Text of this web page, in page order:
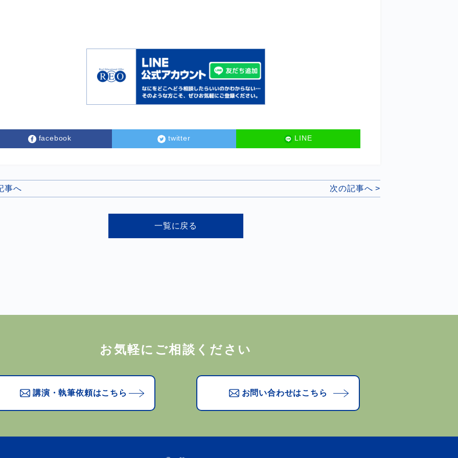
facebook twitter LINE
事へ 次の記事へ >
一覧に戻る
お気軽にご相談ください
講演・執筆依頼はこちら お問い合わせはこちら